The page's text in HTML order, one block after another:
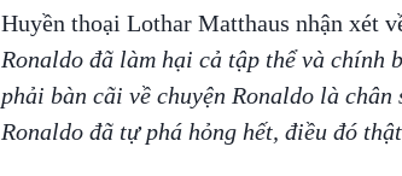
Huyền thoại Lothar Matthaus nhận xét
Ronaldo đã làm hại cả tập thể và chính
phải bàn cãi về chuyện Ronaldo là
Ronaldo đã tự phá hỏng hết, điều đó